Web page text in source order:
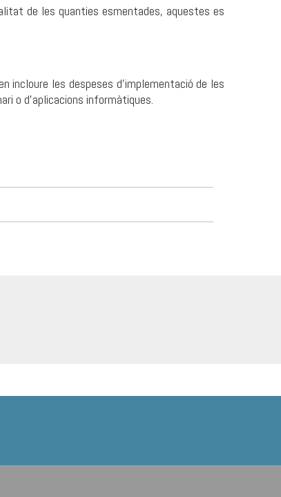
de les quanties esmentades, aquestes es
incloure les despeses d’implementació de les
o d’aplicacions informàtiques.